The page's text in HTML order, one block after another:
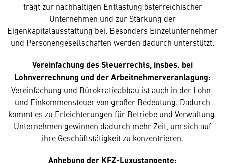
trägt zur nachhaltigen Entlastung österreichischer
Unternehmen und zur Stärkung der
Eigenkapitalausstattung bei. Besonders Einzelunternehmer
und Personengesellschaften werden dadurch unterstützt.
Vereinfachung des Steuerrechts, insbes. bei
Lohnverrechnung und der Arbeitnehmerveranlagung:
Vereinfachung und Bürokratieabbau ist auch in der Lohn-
und Einkommensteuer von großer Bedeutung. Dadurch
kommt es zu Erleichterungen für Betriebe und Verwaltung.
Unternehmen gewinnen dadurch mehr Zeit, um sich auf
ihre Geschäftstätigkeit zu konzentrieren.
Anhebung der KFZ-Luxustangente: